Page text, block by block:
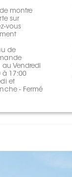
montre
sur
vous
de
au Vendredi
à 17:00
et
- Fermé